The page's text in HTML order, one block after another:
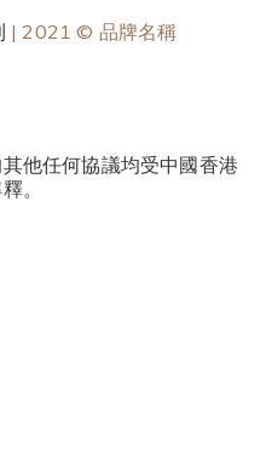
| 2021 © 品牌名稱
他任何協議均受中國香港
。